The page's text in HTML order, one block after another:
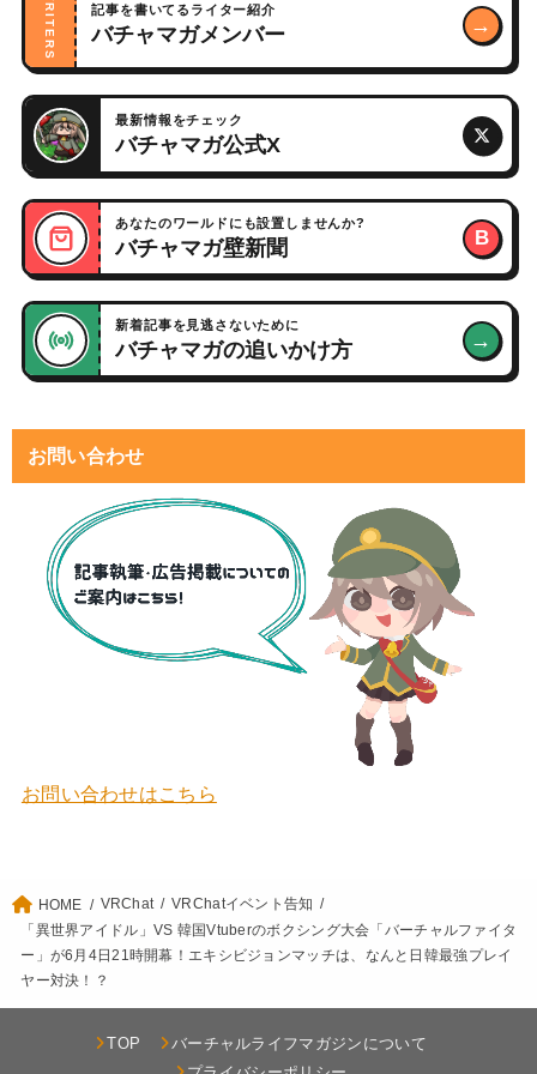
WRITERS 記事を書いてるライター紹介
バチャマガメンバー →
最新情報をチェック
バチャマガ公式X
あなたのワールドにも設置しませんか?
バチャマガ壁新聞 B
新着記事を見逃さないために
バチャマガの追いかけ方 →
お問い合わせ
お問い合わせはこちら
HOME VRChat
VRChatイベント告知
「異世界アイドル」VS 韓国Vtuberのボクシング大会「バーチャルファイタ
ー」が6月4日21時開幕！エキシビジョンマッチは、なんと日韓最強プレイ
ヤー対決！？
TOP
バーチャルライフマガジンについて